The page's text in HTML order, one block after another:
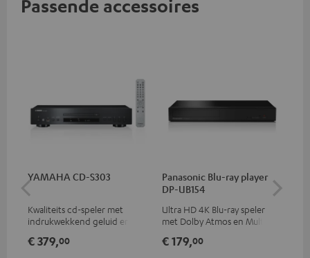
Passende accessoires
YAMAHA CD-S303
Kwaliteits cd-speler met
indrukwekkend geluid en
€ 379,00
Panasonic Blu-ray player
DP-UB154
Ultra HD 4K Blu-ray speler
met Dolby Atmos en Multi
waaronder HDR10+ voor
€ 179,00